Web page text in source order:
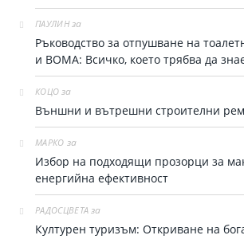
ПАУЛИНза
Ръководство за отпушване на
и ВОМА: Всичко, което трябва да
КОЦО за
Външни и вътрешни строителни
МАРКО за
Избор на подходящи прозорци за
енергийна ефективност
РАДОСЦВЕТА за
Културен туризъм: Откриване на